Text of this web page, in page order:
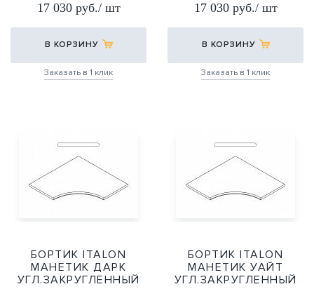
30 Х2 60Х60
17 030 руб./ шт
В КОРЗИНУ
Заказать в 1 клик
30 Х2 60Х60
17 030 руб./ шт
В КОРЗИНУ
Заказать в 1 клик
БОРТИК ITALON
МАНЕТИК ДАРК
УГЛ.ЗАКРУГЛЕННЫЙ
БОРТИК ITALON
МАНЕТИК УАЙТ
УГЛ.ЗАКРУГЛЕННЫЙ